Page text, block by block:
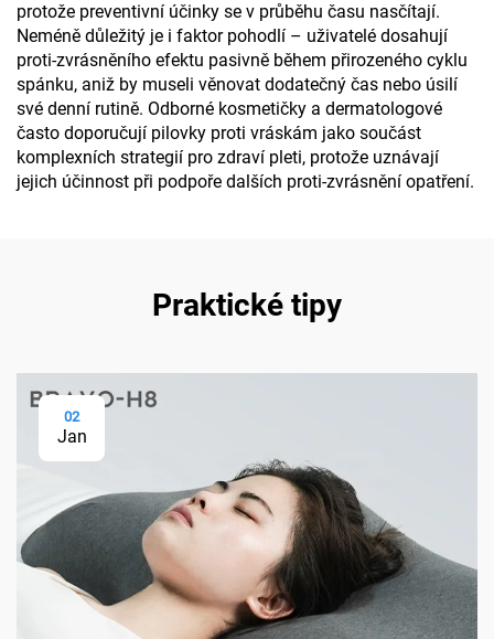
protože preventivní účinky se v průběhu času nasčítají.
Neméně důležitý je i faktor pohodlí – uživatelé dosahují
proti-zvrásněního efektu pasivně během přirozeného cyklu
spánku, aniž by museli věnovat dodatečný čas nebo úsilí
své denní rutině. Odborné kosmetičky a dermatologové
často doporučují pilovky proti vráskám jako součást
komplexních strategií pro zdraví pleti, protože uznávají
jejich účinnost při podpoře dalších proti-zvrásnění opatření.
Praktické tipy
02
Jan